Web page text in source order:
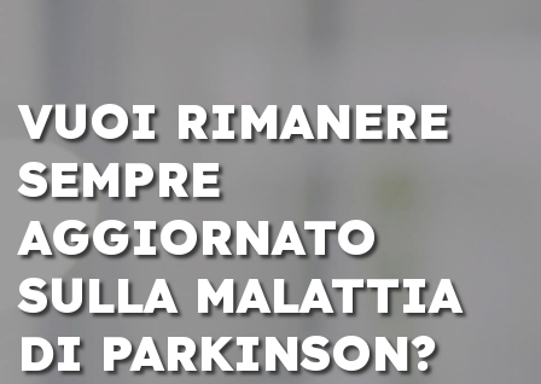
VUOI RIMANERE
SEMPRE
AGGIORNATO
SULLA MALATTIA
DI PARKINSON?